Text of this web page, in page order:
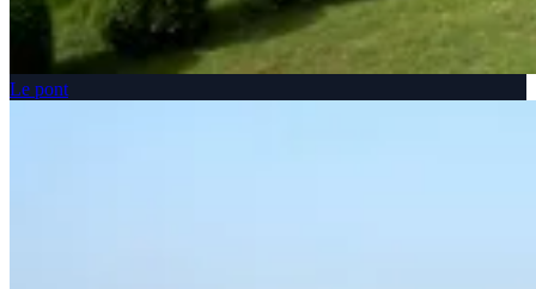
Le pont